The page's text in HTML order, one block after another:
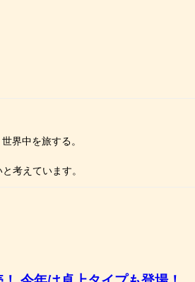
界中を旅する。
考えています。